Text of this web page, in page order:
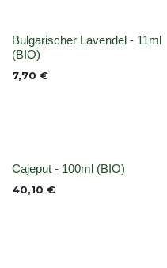
None
Bulgarischer Lavendel - 11ml
(BIO)
7,70 €
None
Cajeput - 100ml (BIO)
40,10 €